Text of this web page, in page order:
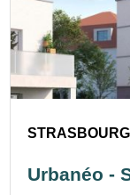
Urbanéo -